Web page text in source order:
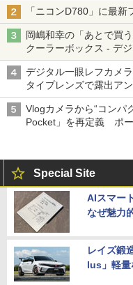
「ニコンD780」に最
岡嶋和幸の「あとで買
クーラーボックス - デ
デジタル一眼レフカメ
タイプレンズで露出ア
Vlogカメラから“コン
Pocket」を再定義 ポ
Special Site
AIスマー
なぜ魅力
レイズ鍛
lus」軽量